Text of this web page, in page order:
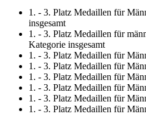
1. - 3. Platz Medaillen für
insgesamt
1. - 3. Platz Medaillen für
Kategorie insgesamt
1. - 3. Platz Medaillen für
1. - 3. Platz Medaillen für
1. - 3. Platz Medaillen für
1. - 3. Platz Medaillen für
1. - 3. Platz Medaillen für
1. - 3. Platz Medaillen für